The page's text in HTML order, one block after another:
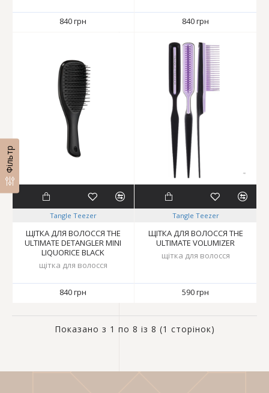
Фільтр
840 грн 840 грн
Tangle Teezer
ЩІТКА ДЛЯ ВОЛОССЯ THE
ULTIMATE DETANGLER MINI
LIQUORICE BLACK
щітка для волосся
840 грн
Tangle Teezer
ЩІТКА ДЛЯ ВОЛОССЯ THE
ULTIMATE VOLUMIZER
щітка для волосся
590 грн
Показано з 1 по 8 із 8 (1 сторінок)